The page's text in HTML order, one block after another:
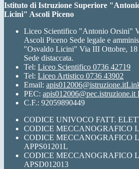
Istituto di Istruzione Superiore
Licini" Ascoli Piceno
Liceo Scientifico "Antonio Orsini"
Ascoli Piceno Sede legale e
"Osvaldo Licini" Via III Ottobre, 18
Sede distaccata.
Tel: Liceo Scientifico 0736 42719
Tel: Liceo Artistico 0736 43902
Email: apis012006@istruzione.it
PEC: apis012006@pec.istruzione.it
C.F.: 92059890449
CODICE UNIVOCO FATT.
CODICE MECCANOGRAFICO
CODICE MECCANOGRAFICO
APPS01201L
CODICE MECCANOGRAFICO
APSD012013